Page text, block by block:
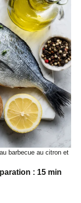
barbecue au citron et
: 15 min